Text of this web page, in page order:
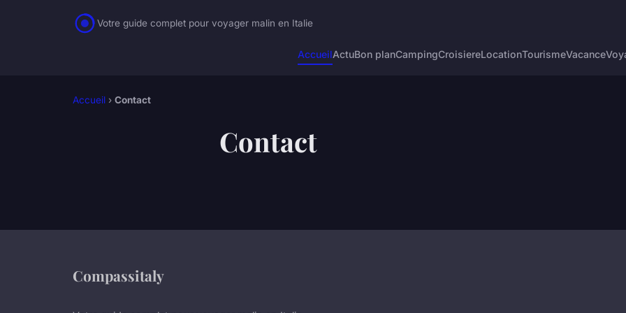
Votre guide complet pour voyager malin en Italie
AccueilActuBon planCampingCroisiereLocationTourismeVacance
Accueil › Contact
Contact
Compassitaly